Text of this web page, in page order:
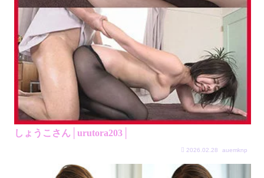
しょうこさん│urutora203│
2026.02.28 auemknp